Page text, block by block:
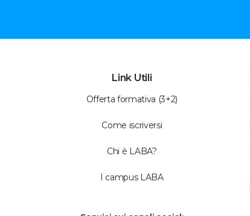
Link Utili
Offerta formativa (3+2)
Come iscriversi
Chi è LABA?
I campus LABA